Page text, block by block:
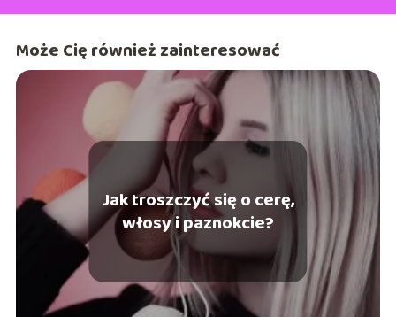
Może Cię również zainteresować
Jak troszczyć się o cerę,
włosy i paznokcie?